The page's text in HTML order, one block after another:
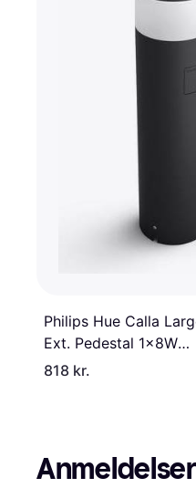
Philips Hue Calla
Ext. Pedestal 1x8W
Bedlampe 40cm
818 kr.
Anmeldelser